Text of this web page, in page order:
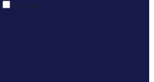
Русский